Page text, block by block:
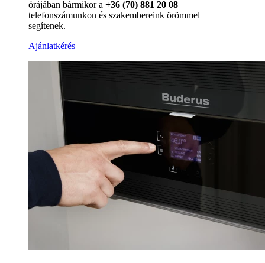
órájában bármikor a +36 (70) 881 20 08
telefonszámunkon és szakembereink örömmel
segítenek.
Ajánlatkérés